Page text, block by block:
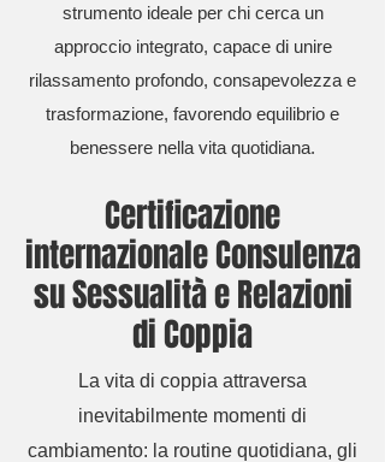
strumento ideale per chi cerca un
approccio integrato, capace di unire
rilassamento profondo, consapevolezza e
trasformazione, favorendo equilibrio e
benessere nella vita quotidiana.
Certificazione
internazionale Consulenza
su Sessualità e Relazioni
di Coppia
La vita di coppia attraversa
inevitabilmente momenti di
cambiamento: la routine quotidiana, gli